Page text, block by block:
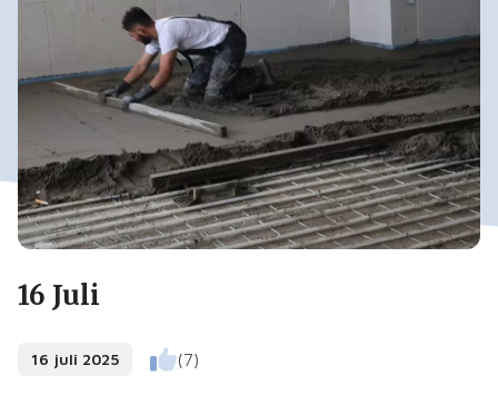
16 Juli
16 juli 2025 (7)